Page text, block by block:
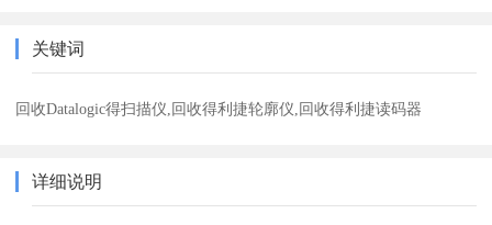
关键词
回收Datalogic得扫描仪,回收得利捷轮廓仪,回收得利捷读码器
详细说明